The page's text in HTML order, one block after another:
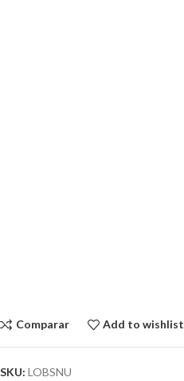
Comparar Add to wishlist
SKU: LOBSNU